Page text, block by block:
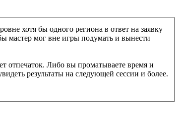
хотя бы одного региона в ответ на заявку
мастер мог вне игры подумать и вынести
отпечаток. Либо вы проматываете время и
результаты на следующей сессии и более.